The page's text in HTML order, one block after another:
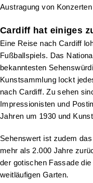
Austragung von
Cardiff hat einiges
Eine Reise nach Cardiff
Fußballspiels. Das
bekanntesten
Kunstsammlung lockt
nach Cardiff. Zu sehen
Impressionisten und
Jahren um 1930 und
Sehenswert ist zudem
mehr als 2.000 Jahre
der gotischen Fassade
weitläufigen Garten.